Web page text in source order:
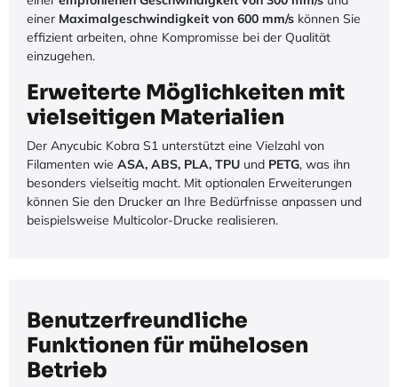
einer Maximalgeschwindigkeit von 600 mm/s können Sie
effizient arbeiten, ohne Kompromisse bei der Qualität
einzugehen.
Erweiterte Möglichkeiten mit
vielseitigen Materialien
Der Anycubic Kobra S1 unterstützt eine Vielzahl von
Filamenten wie ASA, ABS, PLA, TPU und PETG, was ihn
besonders vielseitig macht. Mit optionalen Erweiterungen
können Sie den Drucker an Ihre Bedürfnisse anpassen und
beispielsweise Multicolor-Drucke realisieren.
Benutzerfreundliche
Funktionen für mühelosen
Betrieb